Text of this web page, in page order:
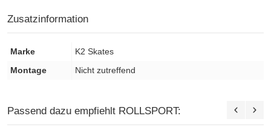
Zusatzinformation
Marke
K2 Skates
Montage
Nicht zutreffend
Passend dazu empfiehlt ROLLSPORT: